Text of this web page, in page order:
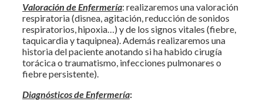
Valoración de Enfermería: realizaremos una valoración
respiratoria (disnea, agitación, reducción de sonidos
respiratorios, hipoxia…) y de los signos vitales (fiebre,
taquicardia y taquipnea). Además realizaremos una
historia del paciente anotando si ha habido cirugía
torácica o traumatismo, infecciones pulmonares o
fiebre persistente).
Diagnósticos de Enfermería: